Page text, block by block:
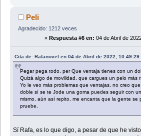
Peli
Agradecido: 1212 veces
« Respuesta #6 en: 04 de Abril de
Cita de: Rafanovel en 04 de Abril de 2022, 10:49:29
Pegar pega todo, per Que ventaja tienes con un
Quizá algo de movilidad, que cargues un pelo más
Yo le veo más problemas que ventajas, no creo
doble sí se te Jode una goma puedes seguir con
mismo, aún así repito, me encanta que la gente se
pruebe.
Sí Rafa, es lo que digo, a pesar de que he